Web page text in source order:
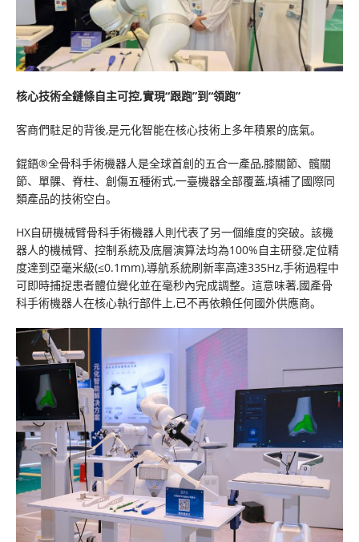
核心技術全鏈條自主可控,實現“跟跑”到“領跑”
客商們駐足的背後,是元化智能在核心技術上多年積累的底氣。
錕鋙®全骨科手術機器人是全球首創的五合一產品,膝關節、髖關
節、單髁、脊柱、創傷五種術式,一臺機器全部覆蓋,填補了國際同
類產品的技術空白。
HX自研機械臂骨科手術機器人則代表了另一個維度的突破。該機
器人的機械臂、控制系統及底層演算法均為100%自主研發,定位精
度達到亞毫米級(≤0.1mm),導航系統刷新率高達335Hz,手術過程中
可即時捕捉患者體位變化並在毫秒內完成調整。這意味著,國產骨
科手術機器人在核心執行部件上,已不再依賴任何國外供應商。